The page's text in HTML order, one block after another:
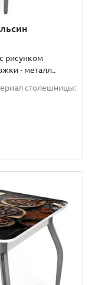
рисунком
- металл..
столешницы: